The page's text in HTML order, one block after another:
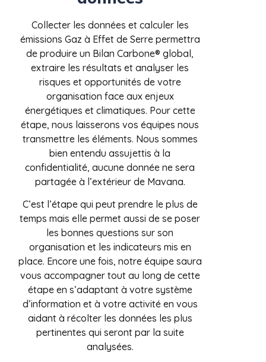
Collecter les données et calculer les
émissions Gaz à Effet de Serre permettra
de produire un Bilan Carbone® global,
extraire les résultats et analyser les
risques et opportunités de votre
organisation face aux enjeux
énergétiques et climatiques. Pour cette
étape, nous laisserons vos équipes nous
transmettre les éléments. Nous sommes
bien entendu assujettis à la
confidentialité, aucune donnée ne sera
partagée à l’extérieur de Mavana.
C’est l’étape qui peut prendre le plus de
temps mais elle permet aussi de se poser
les bonnes questions sur son
organisation et les indicateurs mis en
place. Encore une fois, notre équipe saura
vous accompagner tout au long de cette
étape en s’adaptant à votre système
d’information et à votre activité en vous
aidant à récolter les données les plus
pertinentes qui seront par la suite
analysées.